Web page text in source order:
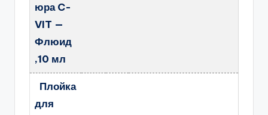
юра C-
VIT —
Флюид
,10 мл
Плойка
для